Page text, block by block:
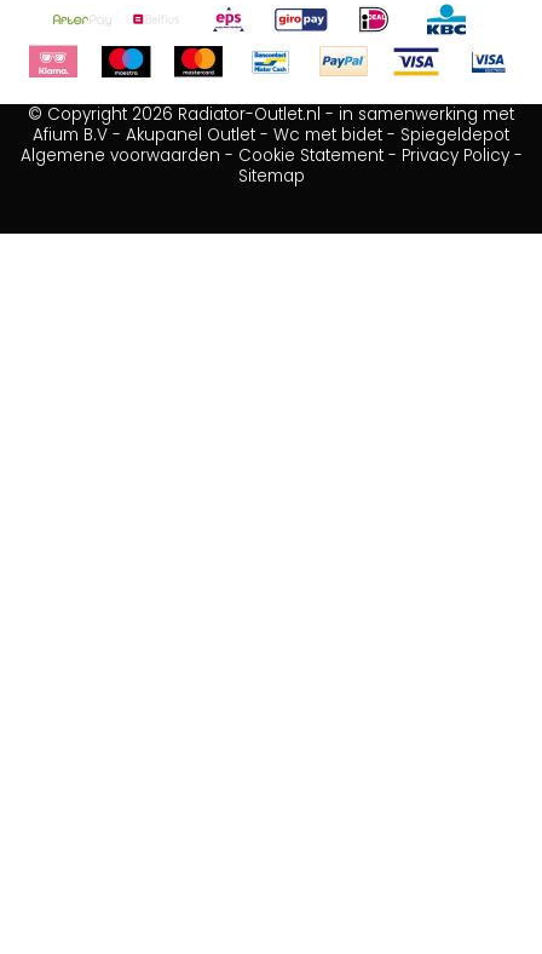
© Copyright 2026 Radiator-Outlet.nl - in samenwerking met
Afium B.V - Akupanel Outlet - Wc met bidet - Spiegeldepot
Algemene voorwaarden - Cookie Statement- Privacy Policy-
Sitemap